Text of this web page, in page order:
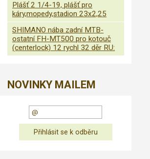
Plášť 2 1/4-19, plášť pro
káry,mopedy,stadion 23x2,25
SHIMANO nába zadní MTB-
ostatní FH-MT500 pro kotouč
(centerlock) 12 rychl 32 děr RU:
NOVINKY MAILEM